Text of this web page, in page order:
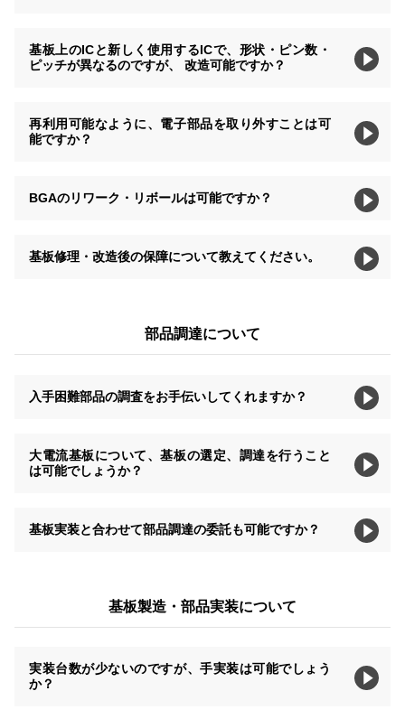
基板上のICと新しく使用するICで、形状・ピン数・
ピッチが異なるのですが、 改造可能ですか？
再利用可能なように、電子部品を取り外すことは可
能ですか？
BGAのリワーク・リボールは可能ですか？
基板修理・改造後の保障について教えてください。
部品調達について
入手困難部品の調査をお手伝いしてくれますか？
大電流基板について、基板の選定、調達を行うこと
は可能でしょうか？
基板実装と合わせて部品調達の委託も可能ですか？
基板製造・部品実装について
実装台数が少ないのですが、手実装は可能でしょう
か？